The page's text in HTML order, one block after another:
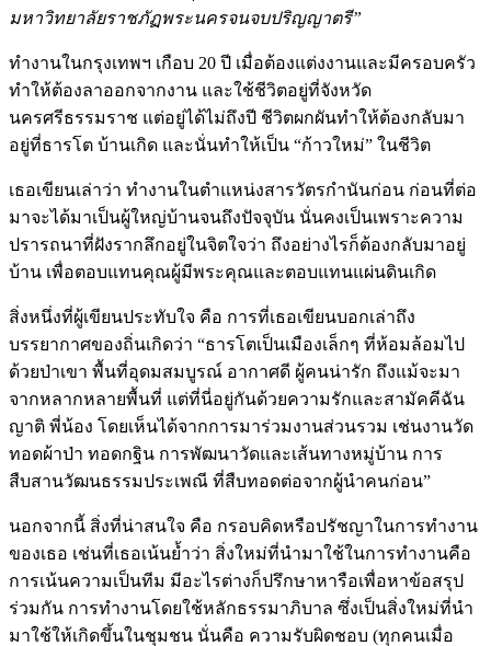
มหาวิทยาลัยราชภัฏพระนครจนจบปริญญาตรี”
ทำงานในกรุงเทพฯ เกือบ 20 ปี เมื่อต้องแต่งงานและมีครอบครัว
ทำให้ต้องลาออกจากงาน และใช้ชีวิตอยู่ที่จังหวัด
นครศรีธรรมราช แต่อยู่ได้ไม่ถึงปี ชีวิตผกผันทำให้ต้องกลับมา
อยู่ที่ธารโต บ้านเกิด และนั่นทำให้เป็น “ก้าวใหม่” ในชีวิต
เธอเขียนเล่าว่า ทำงานในตำแหน่งสารวัตรกำนันก่อน ก่อนที่ต่อ
มาจะได้มาเป็นผู้ใหญ่บ้านจนถึงปัจจุบัน นั่นคงเป็นเพราะความ
ปรารถนาที่ฝังรากลึกอยู่ในจิตใจว่า ถึงอย่างไรก็ต้องกลับมาอยู่
บ้าน เพื่อตอบแทนคุณผู้มีพระคุณและตอบแทนแผ่นดินเกิด
สิ่งหนึ่งที่ผู้เขียนประทับใจ คือ การที่เธอเขียนบอกเล่าถึง
บรรยากาศของถิ่นเกิดว่า “ธารโตเป็นเมืองเล็กๆ ที่ห้อมล้อมไป
ด้วยป่าเขา พื้นที่อุดมสมบูรณ์ อากาศดี ผู้คนน่ารัก ถึงแม้จะมา
จากหลากหลายพื้นที่ แต่ที่นี่อยู่กันด้วยความรักและสามัคคีฉัน
ญาติ พี่น้อง โดยเห็นได้จากการมาร่วมงานส่วนรวม เช่นงานวัด
ทอดผ้าป่า ทอดกฐิน การพัฒนาวัดและเส้นทางหมู่บ้าน การ
สืบสานวัฒนธรรมประเพณี ที่สืบทอดต่อจากผู้นำคนก่อน”
นอกจากนี้ สิ่งที่น่าสนใจ คือ กรอบคิดหรือปรัชญาในการทำงาน
ของเธอ เช่นที่เธอเน้นย้ำว่า สิ่งใหม่ที่นำมาใช้ในการทำงานคือ
การเน้นความเป็นทีม มีอะไรต่างก็ปรึกษาหารือเพื่อหาข้อสรุป
ร่วมกัน การทำงานโดยใช้หลักธรรมาภิบาล ซึ่งเป็นสิ่งใหม่ที่นำ
มาใช้ให้เกิดขึ้นในชุมชน นั่นคือ ความรับผิดชอบ (ทุกคนเมื่อ